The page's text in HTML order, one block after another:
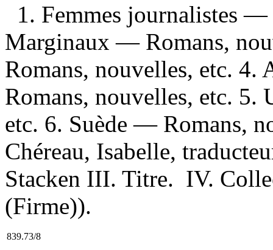
1. Femmes journalistes
Marginaux — Romans,
Romans, nouvelles, etc.
Romans, nouvelles, etc.
etc. 6. Suède — Romans,
Chéreau, Isabelle,
Stacken III. Titre. IV.
(Firme)).
839.73/8